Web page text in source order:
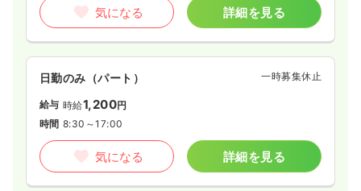
気になる 詳細を見る
日勤のみ（パート） 一時募集休止
給与 時給1,200円
時間 8:30～17:00
気になる 詳細を見る